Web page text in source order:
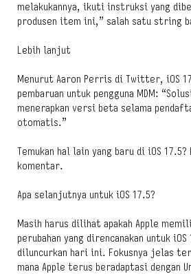
melakukannya, ikuti instruksi yang
produsen item ini,” salah satu string
Lebih lanjut
Menurut Aaron Perris di Twitter, iOS
pembaruan untuk pengguna MDM:
menerapkan versi beta selama
otomatis.”
Temukan hal lain yang baru di iOS
komentar.
Apa selanjutnya untuk iOS 17.5?
Masih harus dilihat apakah Apple
perubahan yang direncanakan untuk
diluncurkan hari ini. Fokusnya jelas
mana Apple terus beradaptasi dengan